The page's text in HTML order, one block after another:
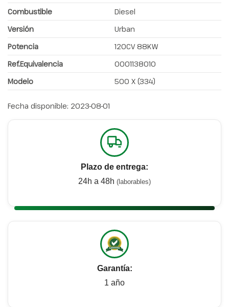
Combustible
Diesel
Versión
Urban
Potencia
120CV 88KW
Ref.Equivalencia
0001138010
Modelo
500 X (334)
Fecha disponible: 2023-08-01
Plazo de entrega:
24h a 48h (laborables)
Garantía:
1 año